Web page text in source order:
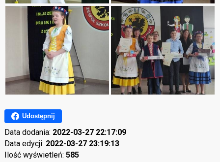
Udostępnij
Data dodania: 2022-03-27 22:17:09
Data edycji: 2022-03-27 23:19:13
Ilość wyświetleń: 585